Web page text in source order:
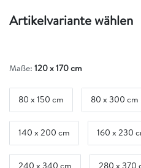
Artikelvariante wählen
Maße: 120 x 170 cm
80 x 150 cm 80 x 300 cm
140 x 200 cm 160 x 230